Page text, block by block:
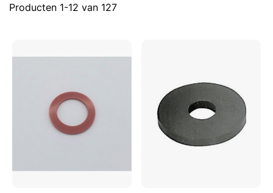
Producten 1-12 van 127